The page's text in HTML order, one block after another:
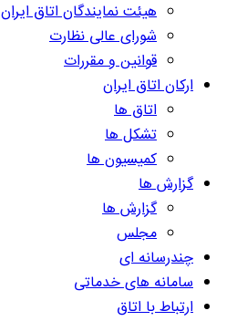
هیئت نمایندگان اتاق ایران
شورای عالی نظارت
قوانین و مقررات
ارکان اتاق ایران
اتاق ها
تشکل ها
کمیسیون ها
گزارش ها
گزارش ها
مجلس
چندرسانه ای
سامانه های خدماتی
ارتباط با اتاق